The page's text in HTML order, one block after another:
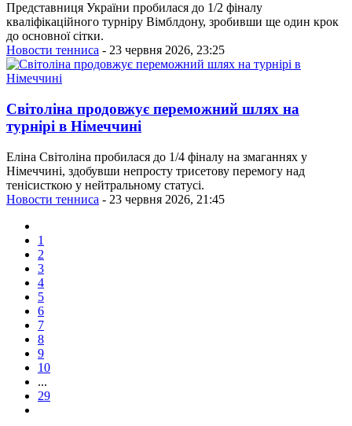
Представниця України пробилася до 1/2 фіналу
кваліфікаційного турніру Вімблдону, зробивши ще один крок
до основної сітки.
Новости тенниса - 23 червня 2026, 23:25
Світоліна продовжує переможний шлях на
турнірі в Німеччині
Еліна Світоліна пробилася до 1/4 фіналу на змаганнях у
Німеччині, здобувши непросту трисетову перемогу над
тенісисткою у нейтральному статусі.
Новости тенниса - 23 червня 2026, 21:45
1
2
3
4
5
6
7
8
9
10
...
29